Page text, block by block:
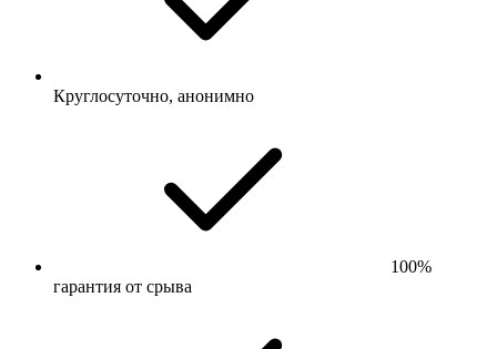
Круглосуточно, анонимно
100%
гарантия от срыва